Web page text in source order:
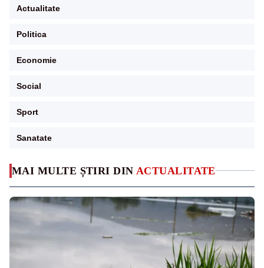
MAI MULTE ȘTIRI DIN ACTUALITATE
Actualitate
Politica
Economie
Social
Sport
Sanatate